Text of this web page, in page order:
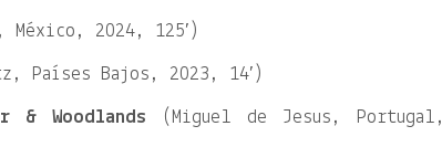
México, 2024, 125′)
Países Bajos, 2023, 14′)
Woodlands (Miguel de Jesus, Portugal,